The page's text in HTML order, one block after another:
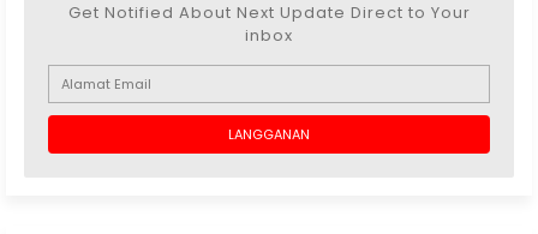
Get Notified About Next Update Direct to Your
inbox